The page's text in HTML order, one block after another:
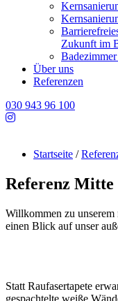
Zukunft im
Über uns
Referenzen
030 943 96 100
Startseite /
Referenz Mitte
Willkommen zu unserem
einen Blick auf unser
Statt Raufasertapete
gespachtelte weiße